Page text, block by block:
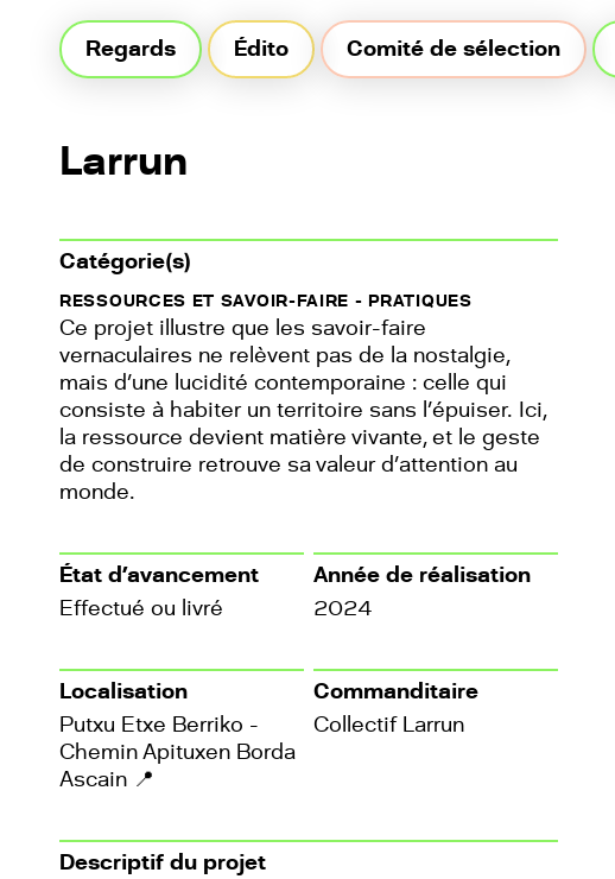
Regards,
ruralités
Aquitaine
Regards Édito Comité de sélection
Larrun
Catégorie(s)
RESSOURCES ET SAVOIR-FAIRE - PRATIQUES
Ce projet illustre que les savoir-faire
vernaculaires ne relèvent pas de la nostalgie,
mais d’une lucidité contemporaine : celle qui
consiste à habiter un territoire sans l’épuiser. Ici,
la ressource devient matière vivante, et le geste
de construire retrouve sa valeur d’attention au
monde.
État d’avancement
Effectué ou livré
Année de réalisation
2024
Localisation
Putxu Etxe Berriko -
Chemin Apituxen Borda
Ascain 📍
Commanditaire
Collectif Larrun
Descriptif du projet